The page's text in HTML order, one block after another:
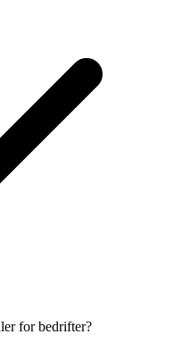
for bedrifter?